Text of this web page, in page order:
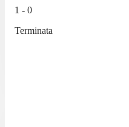
1 - 0
Terminata